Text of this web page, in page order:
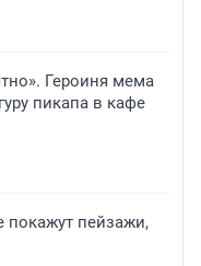
Героиня мема
пикапа в кафе
покажут пейзажи,